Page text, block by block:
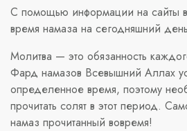
С помощью информации на сайты
время намаза на сегодняшний
Молитва — это обязанность
Фард намазов Всевышний Аллах
определенное время, поэтому
прочитать солят в этот период.
намаз прочитанный вовремя!